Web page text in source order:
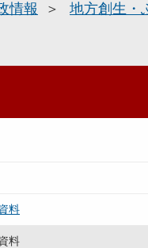
情報 地方創生・
料
料